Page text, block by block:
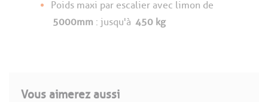
Poids maxi par escalier avec limon de
5000mm : jusqu'à 450 kg
Vous aimerez aussi